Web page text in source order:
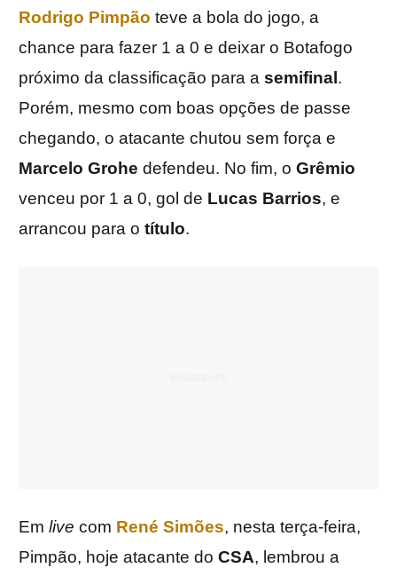
Rodrigo Pimpão teve a bola do jogo, a
chance para fazer 1 a 0 e deixar o Botafogo
próximo da classificação para a semifinal .
Porém, mesmo com boas opções de passe
chegando, o atacante chutou sem força e
Marcelo Grohe defendeu. No fim, o Grêmio
venceu por 1 a 0, gol de Lucas Barrios, e
arrancou para o título.
Em live com René Simões, nesta terça-feira,
Pimpão, hoje atacante do CSA, lembrou a